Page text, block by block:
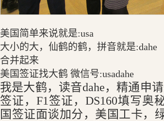
美国简单来说就是:usa
大小的大，仙鹤的鹤，拼音就是:dahe
合并起来
美国签证找大鹤 微信号:usadahe
我是大鹤，读音dahe，精通申
签证，F1签证，DS160填写奥
国签证面谈加分，美国工卡，